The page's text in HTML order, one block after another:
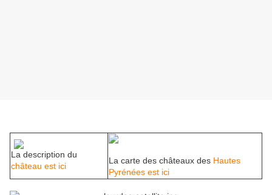
La description du
château est ici
La carte des châteaux des Hautes
Pyrénées est ici